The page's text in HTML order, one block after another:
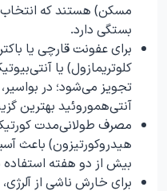
مسکن) هستند که
بستگی دارد.
برای عفونت قارچی یا
کلوتریمازول) یا
تجویز می‌شود؛ در
آنتی‌هموروئید بهترین
مصرف طولانی‌مدت
هیدروکورتیزون) باعث
بیش از دو هفته
برای خارش ناشی از